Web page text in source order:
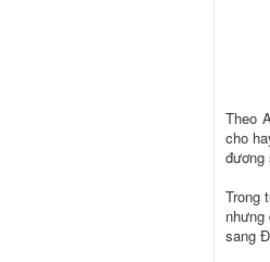
Theo
cho
đương
Trong
sang